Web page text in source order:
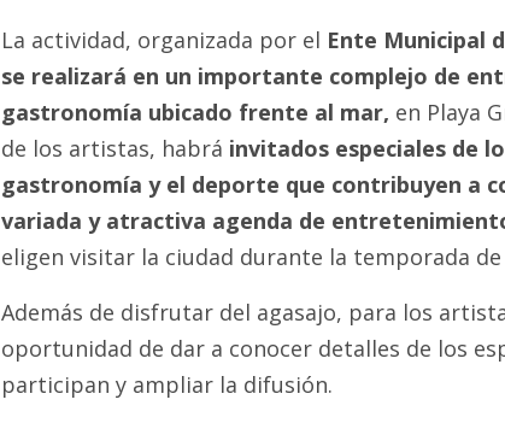
La actividad, organizada por el Ente Municipal
se realizará en un importante complejo de
gastronomía ubicado frente al mar, en Playa
de los artistas, habrá invitados especiales de
gastronomía y el deporte que contribuyen a
variada y atractiva agenda de
eligen visitar la ciudad durante la temporada de
Además de disfrutar del agasajo, para los
oportunidad de dar a conocer detalles de los
participan y ampliar la difusión.